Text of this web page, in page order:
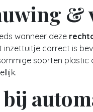
&
wanneer deze
inzettuitje correct is
soorten